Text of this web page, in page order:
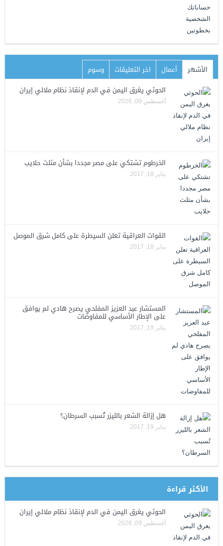
الأشهر أعمال اخر التعليقات
وسوم
الحوثي يغرق اليمن في الدم لإنقاذ نظام ملالي إيران
أغسطس 09, 2026
الخرطوم تشتكي على مصر مجددا بشأن مثلث حلايب
يناير 18, 2017
القوات العراقية تعلن السيطرة على كامل شرق الموصل
يناير 18, 2017
المستشار عبد العزيز المفلحي يصرح هادي لم يوافق
على الإطار الأساسي للمفاوضات
يناير 19, 2017
هل إزالة الشعر بالليزر تُسبب السرطان؟
يناير 19, 2017
الأكثر قراءة
الحوثي يغرق اليمن في الدم لإنقاذ نظام ملالي إيران
أغسطس 09, 2026